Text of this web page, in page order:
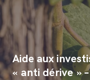
Aide aux
« anti dérive »